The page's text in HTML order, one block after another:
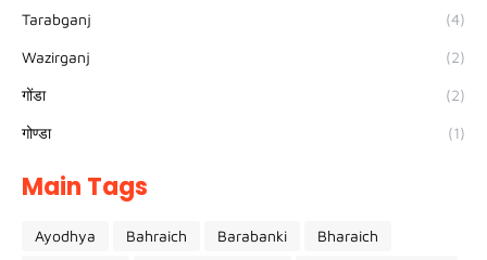
Tarabganj (4)
Wazirganj (2)
गोंडा (2)
गोण्डा (1)
Main Tags
Ayodhya Bahraich Barabanki
Bharaich